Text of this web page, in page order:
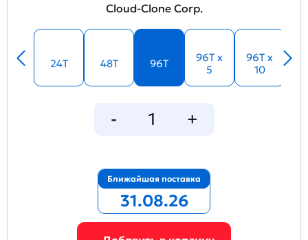
Cloud-Clone Corp.
24T 48T 96T
96T x
5
96T x
10
Ближайшая поставка
31.08.26